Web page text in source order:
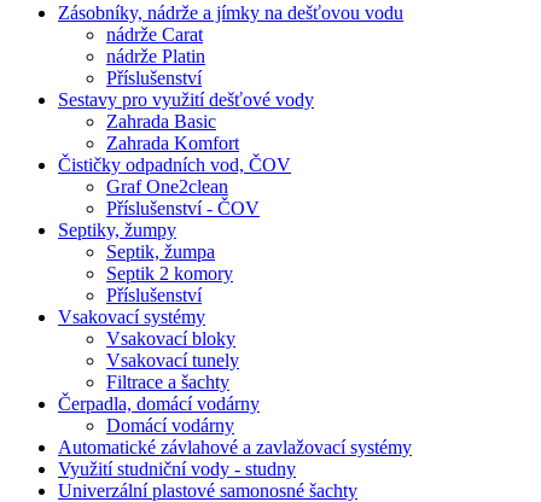
Zásobníky, nádrže a jímky na dešťovou vodu
nádrže Carat
nádrže Platin
Příslušenství
Sestavy pro využití dešťové vody
Zahrada Basic
Zahrada Komfort
Čističky odpadních vod, ČOV
Graf One2clean
Příslušenství - ČOV
Septiky, žumpy
Septik, žumpa
Septik 2 komory
Příslušenství
Vsakovací systémy
Vsakovací bloky
Vsakovací tunely
Filtrace a šachty
Čerpadla, domácí vodárny
Domácí vodárny
Automatické závlahové a zavlažovací systémy
Využití studniční vody - studny
Univerzální plastové samonosné šachty